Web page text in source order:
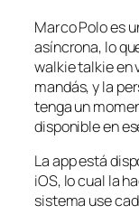
Marco Polo es
asíncrona, lo
walkie talkie en
mandás, y la
tenga un
disponible en
La app está
iOS, lo cual la
sistema use